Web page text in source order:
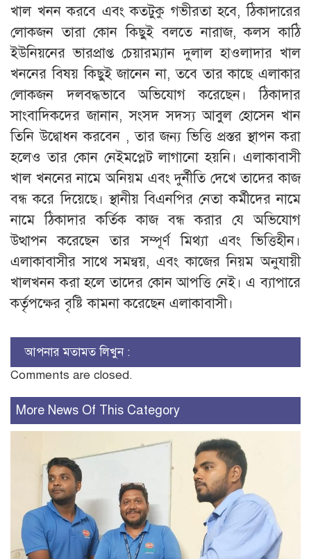
খাল খনন করবে এবং কতটুকু গভীরতা হবে, ঠিকাদারের
লোকজন তারা কোন কিছুই বলতে নারাজ, কলস কাঠি
ইউনিয়নের ভারপ্রাপ্ত চেয়ারম্যান দুলাল হাওলাদার খাল
খননের বিষয় কিছুই জানেন না, তবে তার কাছে এলাকার
লোকজন দলবদ্ধভাবে অভিযোগ করেছেন। ঠিকাদার
সাংবাদিকদের জানান, সংসদ সদস্য আবুল হোসেন খান
তিনি উদ্বোধন করবেন , তার জন্য ভিত্তি প্রস্তর স্থাপন করা
হলেও তার কোন নেইমপ্লেট লাগানো হয়নি। এলাকাবাসী
খাল খননের নামে অনিয়ম এবং দুর্নীতি দেখে তাদের কাজ
বন্ধ করে দিয়েছে। স্থানীয় বিএনপির নেতা কর্মীদের নামে
নামে ঠিকাদার কর্তিক কাজ বন্ধ করার যে অভিযোগ
উত্থাপন করেছেন তার সম্পূর্ণ মিথ্যা এবং ভিত্তিহীন।
এলাকাবাসীর সাথে সমন্বয়, এবং কাজের নিয়ম অনুযায়ী
খালখনন করা হলে তাদের কোন আপত্তি নেই। এ ব্যাপারে
কর্তৃপক্ষের বৃষ্টি কামনা করেছেন এলাকাবাসী।
আপনার মতামত লিখুন :
Comments are closed.
More News Of This Category